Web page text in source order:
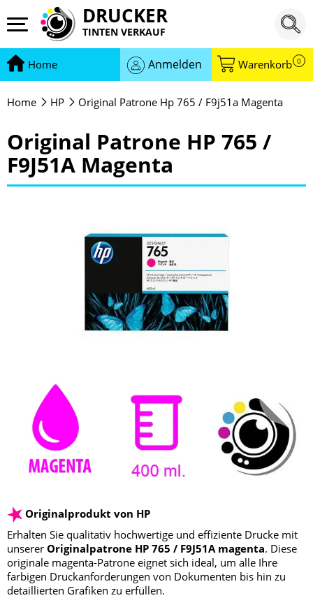
DRUCKER
TINTEN VERKAUF
Home Anmelden Warenkorb 0
Home HP Original Patrone Hp 765 / F9j51a Magenta
Original Patrone HP 765 /
F9J51A Magenta
Originalprodukt von HP
Erhalten Sie qualitativ hochwertige und effiziente Drucke mit
unserer Originalpatrone HP 765 / F9J51A magenta. Diese
originale magenta-Patrone eignet sich ideal, um alle Ihre
farbigen Druckanforderungen von Dokumenten bis hin zu
detaillierten Grafiken zu erfüllen.